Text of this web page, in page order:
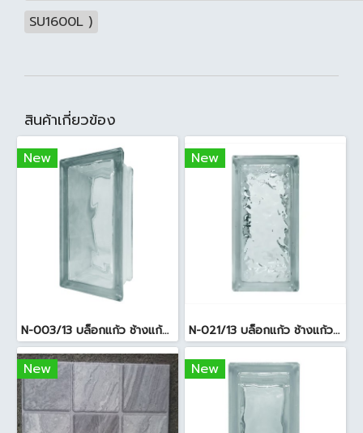
SU1600L )
สินค้าเกี่ยวข้อง
New
N-003/13 บล็อกแก้ว ช้างแก้ว WOW พริ้วแก้ว ( 24x11.5x8cm )
New
N-021/13 บล็อกแก้ว ช้างแก้ว WOW แก้วประดับฟ้า ( 24X11.5X8cm )
New New